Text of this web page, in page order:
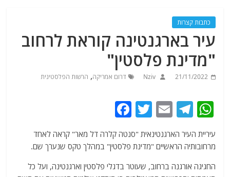
כתבות קצרות
עיר בארגנטינה קוראת לרחוב
"מדינת פלסטין"
21/11/2022
Nziv דרום אמריקה, הרשות הפלסטינית
W
at
s
T
e
g
E
ai
l
T
itt
er
a
c
e
עיריית העיר הארגנטינאית "סנטה קלרה דל מאר" קראה לאחד
מרחובותיה הראשיים "מדינת פלסטין" במהלך טקס שנערך שם.
החגיגה אורגנה ברחוב, שעוטר בדגלי פלסטין וארגנטינה, ועל כל